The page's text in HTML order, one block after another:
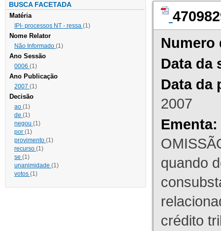
BUSCA FACETADA
Matéria
IPI- processos NT - ressa (1)
Nome Relator
Não Informado (1)
Ano Sessão
0006 (1)
Ano Publicação
2007 (1)
Decisão
ao (1)
de (1)
negou (1)
por (1)
provimento (1)
recurso (1)
se (1)
unanimidade (1)
votos (1)
Numero
Data da
Data da
2007
Ementa:
quando
crédito